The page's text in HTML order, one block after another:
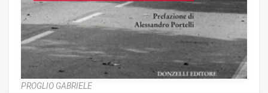
PROGLIO GABRIELE